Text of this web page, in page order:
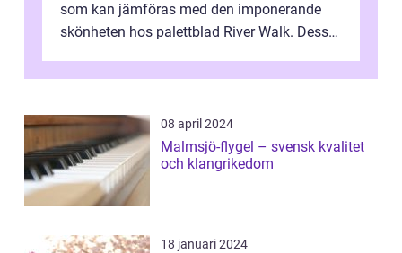
som kan jämföras med den imponerande
skönheten hos palettblad River Walk. Dess
08 april 2024
Malmsjö-flygel – svensk kvalitet
och klangrikedom
18 januari 2024